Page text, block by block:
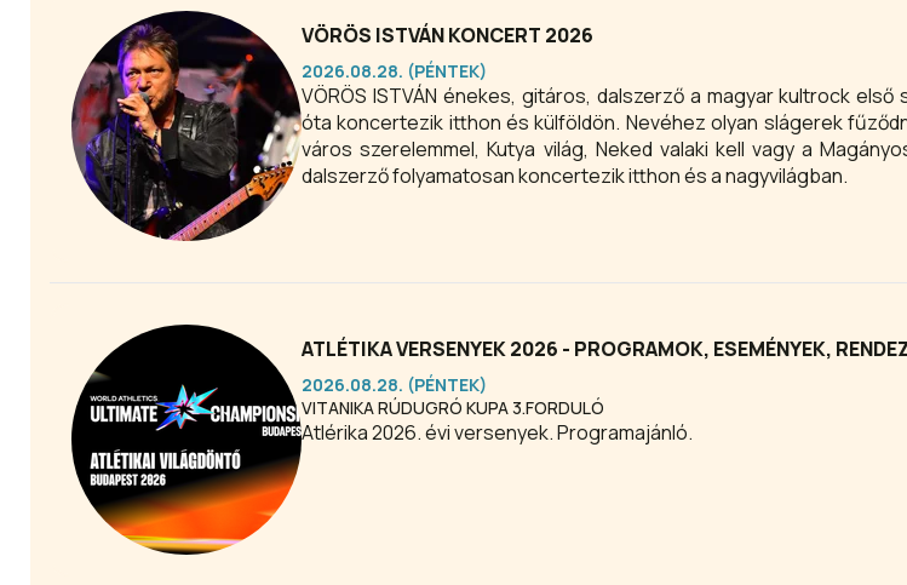
VÖRÖS ISTVÁN KONCERT 2026
2026.08.28. (PÉNTEK)
VÖRÖS ISTVÁN énekes, gitáros, dalszerző a magyar kultrock első
óta koncertezik itthon és külföldön. Nevéhez olyan slágerek
város szerelemmel, Kutya világ, Neked valaki kell vagy a
dalszerző folyamatosan koncertezik itthon és a nagyvilágban.
ATLÉTIKA VERSENYEK 2026 - PROGRAMOK, ESEMÉNYEK,
2026.08.28. (PÉNTEK)
VITANIKA RÚDUGRÓ KUPA 3.FORDULÓ
Atlérika 2026. évi versenyek. Programajánló.